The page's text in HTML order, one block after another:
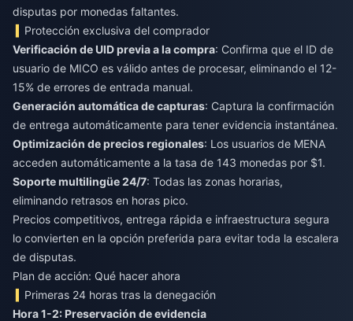
disputas por monedas faltantes.
Protección exclusiva del comprador
Verificación de UID previa a la compra: Confirma que el ID de
usuario de MICO es válido antes de procesar, eliminando el 12-
15% de errores de entrada manual.
Generación automática de capturas: Captura la confirmación
de entrega automáticamente para tener evidencia instantánea.
Optimización de precios regionales: Los usuarios de MENA
acceden automáticamente a la tasa de 143 monedas por $1.
Soporte multilingüe 24/7: Todas las zonas horarias,
eliminando retrasos en horas pico.
Precios competitivos, entrega rápida e infraestructura segura
lo convierten en la opción preferida para evitar toda la escalera
de disputas.
Plan de acción: Qué hacer ahora
Primeras 24 horas tras la denegación
Hora 1-2: Preservación de evidencia